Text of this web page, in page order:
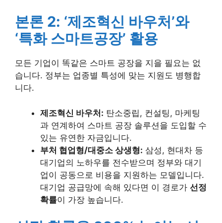
본론 2: ‘제조혁신 바우처’와
‘특화 스마트공장’ 활용
모든 기업이 똑같은 스마트 공장을 지을 필요는 없
습니다. 정부는 업종별 특성에 맞는 지원도 병행합
니다.
제조혁신 바우처: 탄소중립, 컨설팅, 마케팅
과 연계하여 스마트 공장 솔루션을 도입할 수
있는 유연한 자금입니다.
부처 협업형/대중소 상생형: 삼성, 현대차 등
대기업의 노하우를 전수받으며 정부와 대기
업이 공동으로 비용을 지원하는 모델입니다.
대기업 공급망에 속해 있다면 이 경로가 선정
확률이 가장 높습니다.